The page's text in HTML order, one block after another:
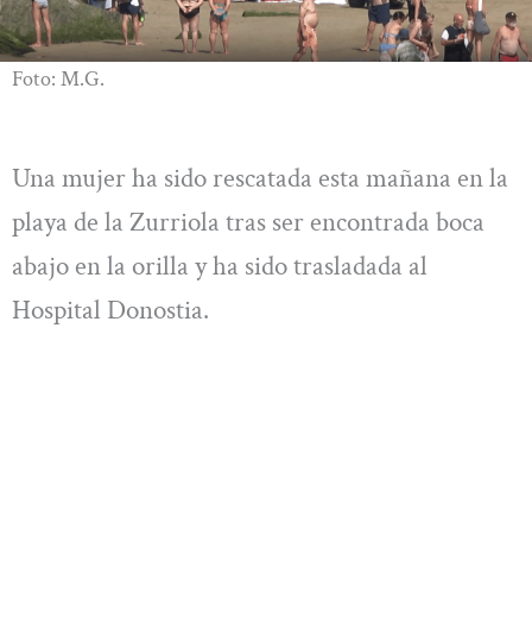
Foto: M.G.
Una mujer ha sido rescatada esta mañana en la
playa de la Zurriola tras ser encontrada boca
abajo en la orilla y ha sido trasladada al
Hospital Donostia.